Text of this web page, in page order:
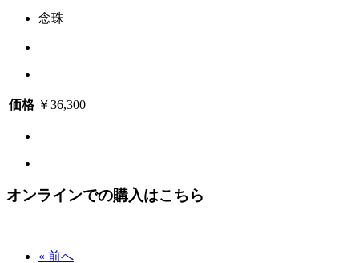
念珠
価格 ￥36,300
オンラインでの購入はこちら
« 前へ